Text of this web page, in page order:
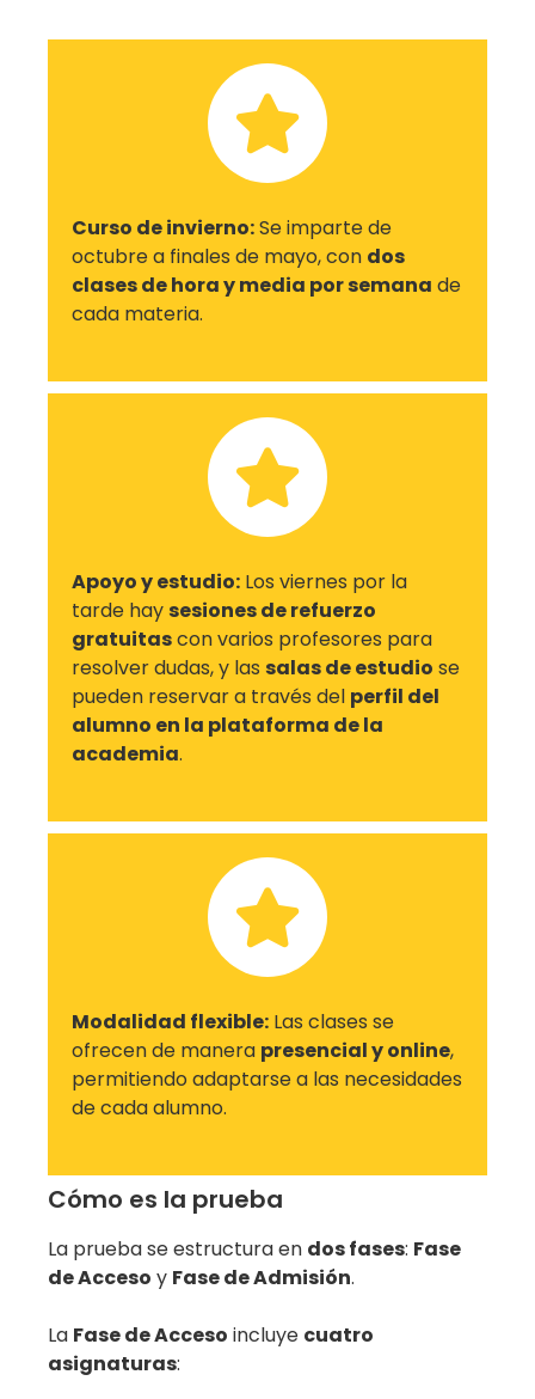
Curso de invierno:Se imparte de
octubre a finales de mayo, con dos
clases de hora y media por semana de
cada materia.
Apoyo y estudio: Los viernes por la
tarde haysesiones de refuerzo
gratuitascon varios profesores para
resolver dudas, y las salas de estudio se
pueden reservar a través del perfil del
alumno en la plataforma de la
academia.
Modalidad flexible: Las clases se
ofrecen de manera presencial y online,
permitiendo adaptarse a las necesidades
de cada alumno.
Cómo es la prueba
La prueba se estructura en dos fases: Fase
de Acceso y Fase de Admisión.
La Fase de Acceso incluye cuatro
asignaturas: